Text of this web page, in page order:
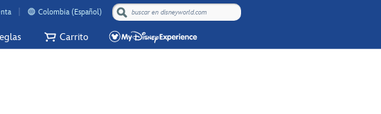
Colombia (Español)
Carrito